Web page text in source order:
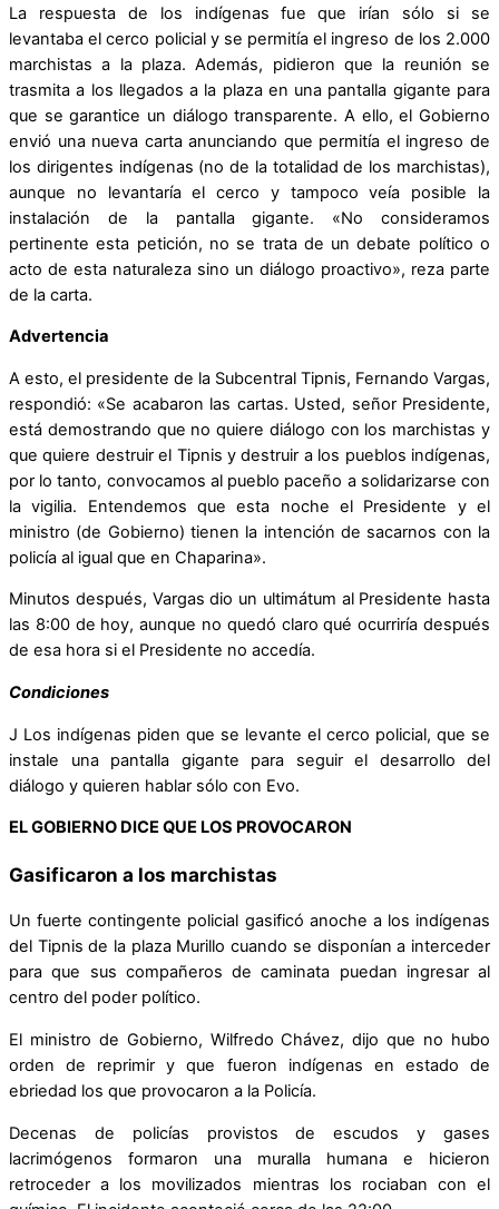
La respuesta de los indígenas fue que irían sólo si se
levantaba el cerco policial y se permitía el ingreso de los 2.000
marchistas a la plaza. Además, pidieron que la reunión se
trasmita a los llegados a la plaza en una pantalla gigante para
que se garantice un diálogo transparente. A ello, el Gobierno
envió una nueva carta anunciando que permitía el ingreso de
los dirigentes indígenas (no de la totalidad de los marchistas),
aunque no levantaría el cerco y tampoco veía posible la
instalación de la pantalla gigante. «No consideramos
pertinente esta petición, no se trata de un debate político o
acto de esta naturaleza sino un diálogo proactivo», reza parte
de la carta.
Advertencia
A esto, el presidente de la Subcentral Tipnis, Fernando Vargas,
respondió: «Se acabaron las cartas. Usted, señor Presidente,
está demostrando que no quiere diálogo con los marchistas y
que quiere destruir el Tipnis y destruir a los pueblos indígenas,
por lo tanto, convocamos al pueblo paceño a solidarizarse con
la vigilia. Entendemos que esta noche el Presidente y el
ministro (de Gobierno) tienen la intención de sacarnos con la
policía al igual que en Chaparina».
Minutos después, Vargas dio un ultimátum al Presidente hasta
las 8:00 de hoy, aunque no quedó claro qué ocurriría después
de esa hora si el Presidente no accedía.
Condiciones
J Los indígenas piden que se levante el cerco policial, que se
instale una pantalla gigante para seguir el desarrollo del
diálogo y quieren hablar sólo con Evo.
EL GOBIERNO DICE QUE LOS PROVOCARON
Gasificaron a los marchistas
Un fuerte contingente policial gasificó anoche a los indígenas
del Tipnis de la plaza Murillo cuando se disponían a interceder
para que sus compañeros de caminata puedan ingresar al
centro del poder político.
El ministro de Gobierno, Wilfredo Chávez, dijo que no hubo
orden de reprimir y que fueron indígenas en estado de
ebriedad los que provocaron a la Policía.
Decenas de policías provistos de escudos y gases
lacrimógenos formaron una muralla humana e hicieron
retroceder a los movilizados mientras los rociaban con el